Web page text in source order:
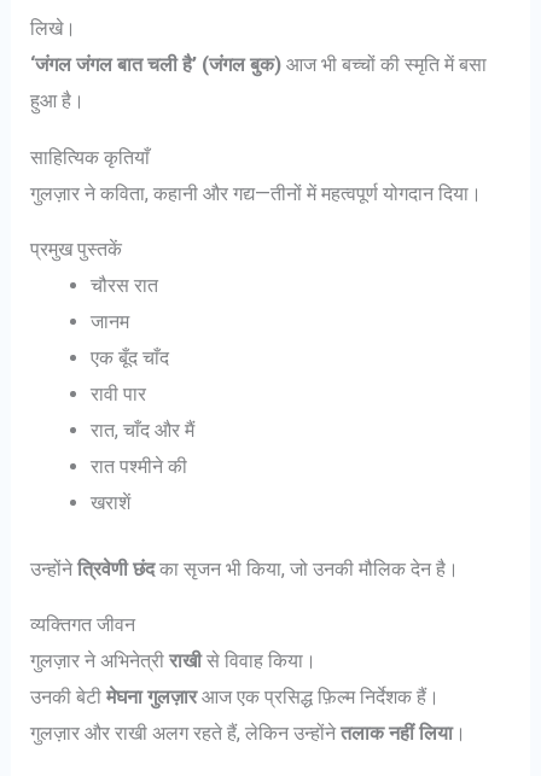
लिखे।
‘जंगल जंगल बात चली है’ (जंगल बुक) आज भी बच्चों की स्मृति में बसा
हुआ है।
साहित्यिक कृतियाँ
गुलज़ार ने कविता, कहानी और गद्य—तीनों में महत्वपूर्ण योगदान दिया।
प्रमुख पुस्तकें
चौरस रात
जानम
एक बूँद चाँद
रावी पार
रात, चाँद और मैं
रात पश्मीने की
खराशें
उन्होंनेत्रिवेणी छंदका सृजन भी किया, जो उनकी मौलिक देन है।
व्यक्तिगत जीवन
गुलज़ार ने अभिनेत्रीराखीसे विवाह किया।
उनकी बेटीमेघना गुलज़ारआज एक प्रसिद्ध फ़िल्म निर्देशक हैं।
गुलज़ार और राखी अलग रहते हैं, लेकिन उन्होंनेतलाक नहीं लिया।